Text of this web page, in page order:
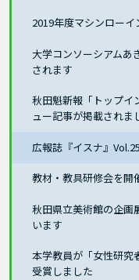
2019年度マシンロー
大学コンソーシアムあ
されます
秋田魁新報「トップイ
ュー記事が掲載されま
広報誌『イスナ』
教材・教具研修会を開
秋田県立美術館の企画
います
本学教員が「女性研究
受賞しました